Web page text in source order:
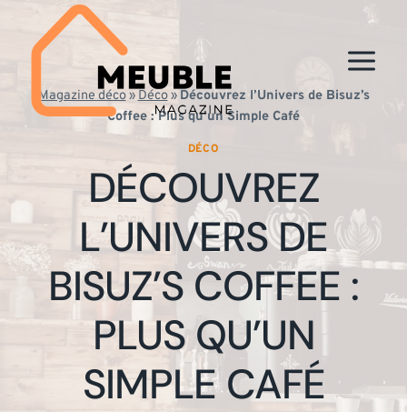
contenu
Magazine déco»Déco» Découvrez l’Univers de Bisuz’s
Coffee : Plus qu’un Simple Café
DÉCO
DÉCOUVREZ
L’UNIVERS DE
BISUZ’S COFFEE :
PLUS QU’UN
SIMPLE CAFÉ